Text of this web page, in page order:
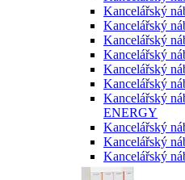
Kancelářský
Kancelářský
Kancelářský
Kancelářský
Kancelářský
Kancelářský
Kancelářský
ENERGY
Kancelářský
Kancelářský
Kancelářský